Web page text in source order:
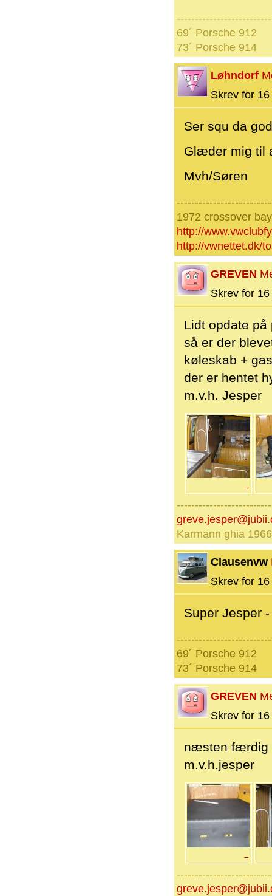
69´ Porsche 912
73´ Porsche 914
Løhndorf
Skrev for
Ser squ da
Glæder mig til
Mvh/Søren
1972 crossover
http://
http://vwnettet.dk/
GREVEN
Skrev for
Lidt opdate
så er der
køleskab +
der er hentet
m.v.h. Jesper
→
Karmann ghia 1966
Clausenvw
Skrev for
Super Jesper
69´ Porsche 912
73´ Porsche 914
GREVEN
Skrev for
næsten færdig
m.v.h.jesper
→